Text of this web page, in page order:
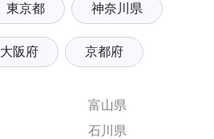
東京都 神奈川県
大阪府 京都府
富山県
石川県